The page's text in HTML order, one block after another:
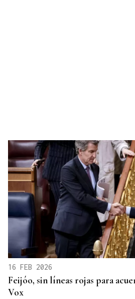
16 FEB 2026
Feijóo, sin líneas rojas para
Vox